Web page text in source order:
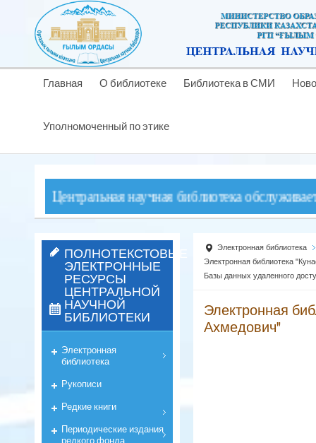
Главная О библиотеке Библиотека в СМИ
Уполномоченный по этике
Центральная научная библиотека обслуживает
Электронная библиотека
Электронная библиотека
Базы данных удаленного
Электронная
Ахмедович"
ПОЛНОТЕКСТОВЫЕ
ЭЛЕКТРОННЫЕ
РЕСУРСЫ
ЦЕНТРАЛЬНОЙ
НАУЧНОЙ
БИБЛИОТЕКИ
Электронная
библиотека
Рукописи
Редкие книги
Периодические издания
редкого фонда